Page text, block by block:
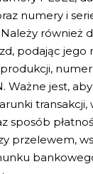
numery i
również
podając jego
Ważne jest,
sposób
przelewem,